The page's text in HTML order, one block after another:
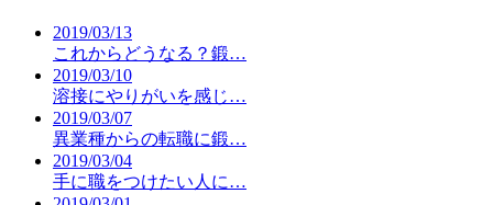
2019/03/13
これからどうなる？鍛…
2019/03/10
溶接にやりがいを感じ…
2019/03/07
異業種からの転職に鍛…
2019/03/04
手に職をつけたい人に…